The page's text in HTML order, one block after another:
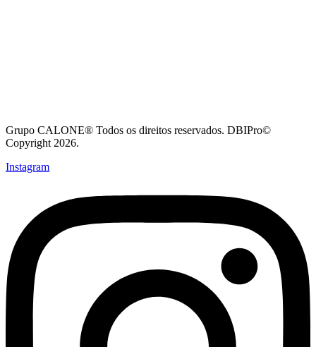
Grupo CALONE® Todos os direitos reservados. DBIPro©
Copyright 2026.
Instagram